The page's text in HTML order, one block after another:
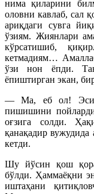
нима қиларини
оловни кавлаб, сал
ариқдаги сувга
ўзиям. Жиянлари
кўрсатишиб,
кетмадиям…
ўзи нон ёпди.
ёпиштирган экан,
— Ма, еб ол!
пишишини
оғзига солди.
қанақадир
кетди.
Шу йўсин қош
бўлди. Ҳаммаёқни
иштаҳани